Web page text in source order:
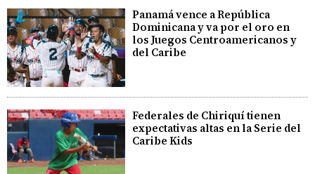
Panamá vence a República
Dominicana y va por el oro en
los Juegos Centroamericanos y
del Caribe
Federales de Chiriquí tienen
expectativas altas en la Serie del
Caribe Kids